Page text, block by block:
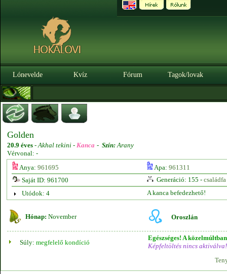
Lónevelde Kvíz Fórum Tagok/lovak
Golden
20.9 éves -Akhal tekini - Kanca - Szín:Arany
Vérvonal: -
Anya: 961695 Apa: 961311
Saját ID: 961700
Generáció: 155 - családfa
Utódok: 4
A kanca befedezhető!
Hónap: November Oroszlán
Súly: megfelelő kondíció
Egészséges! A
Képfeltöltés nincs aktiválva!